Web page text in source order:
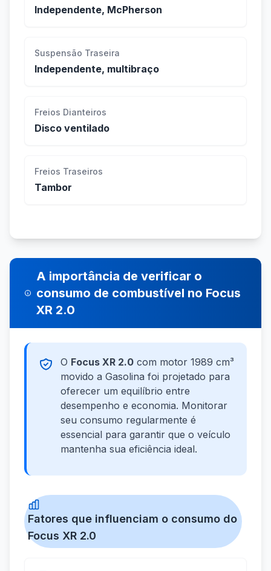
Independente, McPherson
Suspensão Traseira
Independente, multibraço
Freios Dianteiros
Disco ventilado
Freios Traseiros
Tambor
A importância de verificar o
consumo de combustível no Focus
XR 2.0
O Focus XR 2.0 com motor 1989 cm³
movido a Gasolina foi projetado para
oferecer um equilíbrio entre
desempenho e economia. Monitorar
seu consumo regularmente é
essencial para garantir que o veículo
mantenha sua eficiência ideal.
Fatores que influenciam o consumo do
Focus XR 2.0